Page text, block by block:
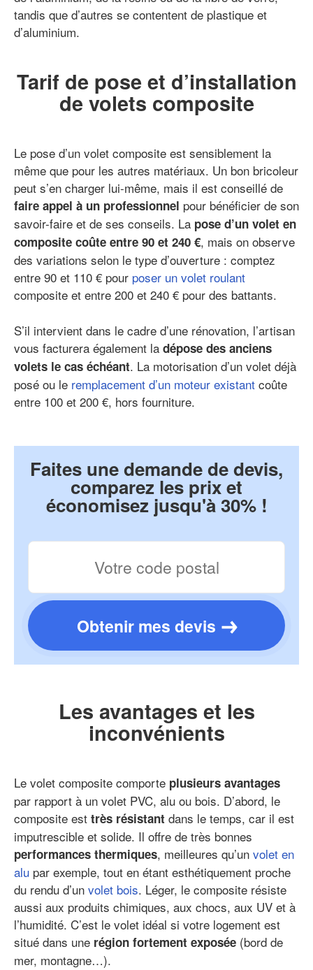
tandis que d’autres se contentent de plastique et
d’aluminium.
Tarif de pose et d’installation
de volets composite
Le pose d’un volet composite est sensiblement la
même que pour les autres matériaux. Un bon bricoleur
peut s’en charger lui-même, mais il est conseillé de
faire appel à un professionnel pour bénéficier de son
savoir-faire et de ses conseils. La pose d’un volet en
composite coûte entre 90 et 240 €, mais on observe
des variations selon le type d’ouverture : comptez
entre 90 et 110 € pour poser un volet roulant
composite et entre 200 et 240 € pour des battants.
S’il intervient dans le cadre d’une rénovation, l’artisan
vous facturera également la dépose des anciens
volets le cas échéant. La motorisation d’un volet déjà
posé ou le remplacement d’un moteur existant coûte
entre 100 et 200 €, hors fourniture.
Faites une demande de devis,
comparez les prix et
économisez jusqu'à 30% !
Obtenir mes devis
Les avantages et les
inconvénients
Le volet composite comporte plusieurs avantages
par rapport à un volet PVC, alu ou bois. D’abord, le
composite est très résistant dans le temps, car il est
imputrescible et solide. Il offre de très bonnes
performances thermiques, meilleures qu’un volet en
alu par exemple, tout en étant esthétiquement proche
du rendu d’un volet bois. Léger, le composite résiste
aussi aux produits chimiques, aux chocs, aux UV et à
l’humidité. C’est le volet idéal si votre logement est
situé dans une région fortement exposée (bord de
mer, montagne…).